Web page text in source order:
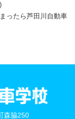
ったら芦田川自動車
森脇250